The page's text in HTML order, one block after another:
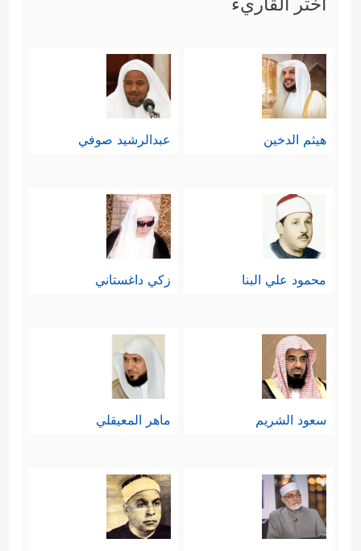
هيثم الدخين عبدالرشيد صوفي
محمود علي البنا زكي داغستاني
سعود الشريم ماهر المعيقلي